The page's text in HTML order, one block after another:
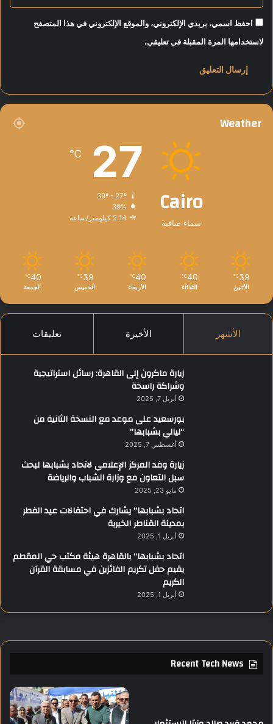
احفظ اسمي، بريدي الإلكتروني، والموقع الإلكتروني في هذا المتصفح
لاستخدامها المرة المقبلة في تعليقي.
Weather
Cairo
سماء صافية
27
℃
39º - 27º
39%
2.14 كيلومتر/ساعة
39
℃
الأثنين
40
℃
الثلاثاء
40
℃
الأربعاء
39
℃
الخميس
40
℃
الجمعة
الأشهر الأخيرة تعليقات
زيارة ماكرون إلى القاهرة: رسائل استراتيجية
وشراكة راسخة
أبريل 7, 2025
بورسعيد على موعد مع النسخة الثانية من
“ليالي بشبابها”
أغسطس 7, 2025
زيارة وفد المركز الإعلامي لاتحاد بشبابها لبحث
سبل التعاون مع وزارة الشباب والرياضة
مايو 23, 2025
اتحاد بشبابها” يشارك في احتفالات عيد الفطر
بمدينة القناطر الخيرية
أبريل 1, 2025
اتحاد بشبابها” بالقاهرة هيئة مكتب حي المقطم
يقيم حفل تكريم الفائزين في مسابقة القرآن
الكريم
أبريل 1, 2025
Recent Tech News